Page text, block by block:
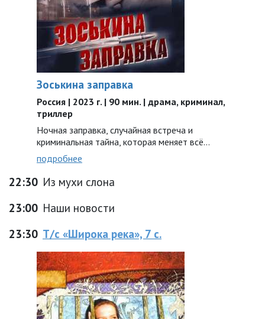
Зоськина заправка
Россия | 2023 г. | 90 мин. | драма, криминал,
триллер
Ночная заправка, случайная встреча и
криминальная тайна, которая меняет всё…
подробнее
22:30 Из мухи слона
23:00 Наши новости
23:30 Т/с «Широка река», 7 с.